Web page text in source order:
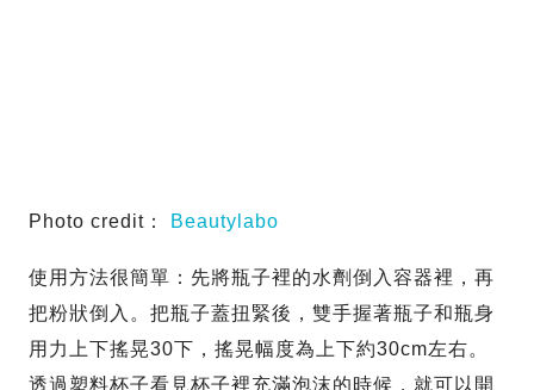
Photo credit： Beautylabo
使用方法很簡單：先將瓶子裡的水劑倒入容器裡，再
把粉狀倒入。把瓶子蓋扭緊後，雙手握著瓶子和瓶身
用力上下搖晃30下，搖晃幅度為上下約30cm左右。
透過塑料杯子看見杯子裡充滿泡沫的時候，就可以開